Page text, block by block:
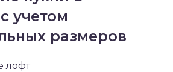
учетом
размеров
лофт